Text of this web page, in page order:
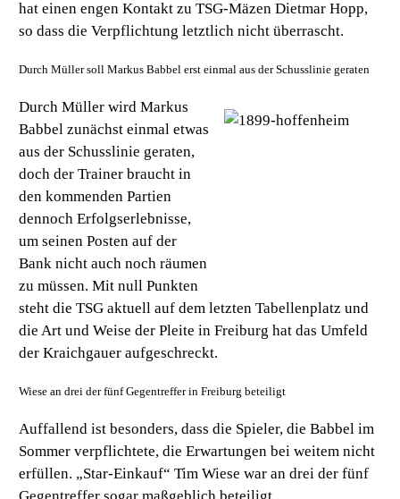
hat einen engen Kontakt zu TSG-Mäzen Dietmar Hopp,
so dass die Verpflichtung letztlich nicht überrascht.
Durch Müller soll Markus Babbel erst einmal aus der Schusslinie geraten
Durch Müller wird Markus
Babbel zunächst einmal etwas
aus der Schusslinie geraten,
doch der Trainer braucht in
den kommenden Partien
dennoch Erfolgserlebnisse,
um seinen Posten auf der
Bank nicht auch noch räumen
zu müssen. Mit null Punkten
steht die TSG aktuell auf dem letzten Tabellenplatz und
die Art und Weise der Pleite in Freiburg hat das Umfeld
der Kraichgauer aufgeschreckt.
Wiese an drei der fünf Gegentreffer in Freiburg beteiligt
Auffallend ist besonders, dass die Spieler, die Babbel im
Sommer verpflichtete, die Erwartungen bei weitem nicht
erfüllen. „Star-Einkauf“ Tim Wiese war an drei der fünf
Gegentreffer sogar maßgeblich beteiligt.